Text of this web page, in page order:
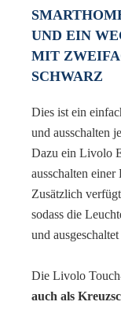
UND EIN
MIT
SCHWARZ
Dies ist ein
und ausschalten
Dazu ein Livolo
ausschalten
Zusätzlich
sodass die
und
Die Livolo
auch als